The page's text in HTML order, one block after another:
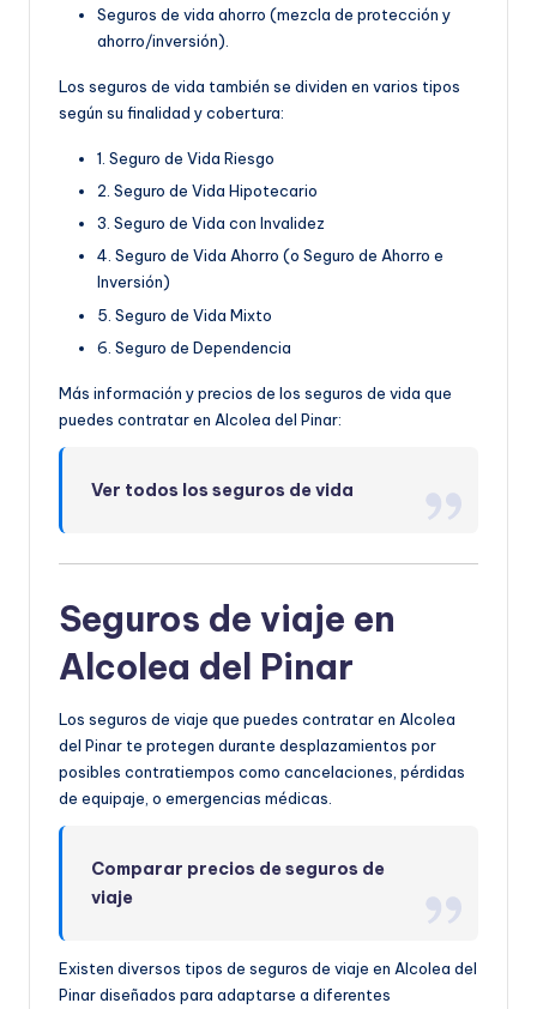
Seguros de vida ahorro (mezcla de protección y
ahorro/inversión).
Los seguros de vida también se dividen en varios tipos
según su finalidad y cobertura:
1. Seguro de Vida Riesgo
2. Seguro de Vida Hipotecario
3. Seguro de Vida con Invalidez
4. Seguro de Vida Ahorro (o Seguro de Ahorro e
Inversión)
5. Seguro de Vida Mixto
6. Seguro de Dependencia
Más información y precios de los seguros de vida que
puedes contratar en Alcolea del Pinar:
Ver todos los seguros de vida
Seguros de viaje en
Alcolea del Pinar
Los seguros de viaje que puedes contratar en Alcolea
del Pinar te protegen durante desplazamientos por
posibles contratiempos como cancelaciones, pérdidas
de equipaje, o emergencias médicas.
Comparar precios de seguros de
viaje
Existen diversos tipos de seguros de viaje en Alcolea del
Pinar diseñados para adaptarse a diferentes